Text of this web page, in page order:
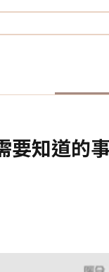
要知道的